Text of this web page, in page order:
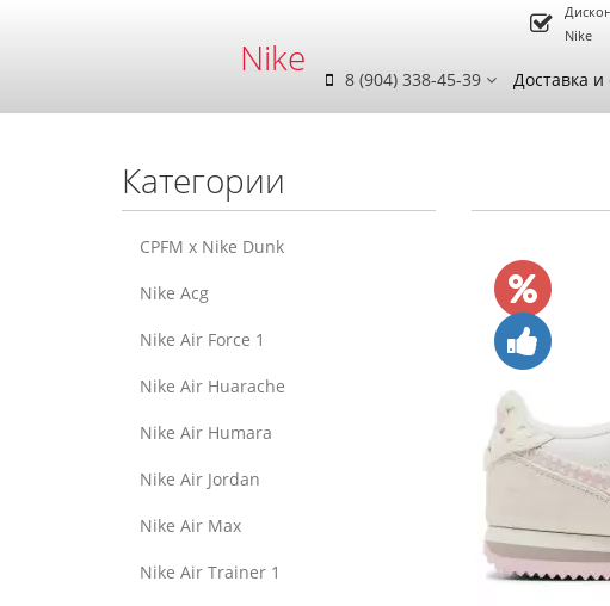
Nike
Nike
8 (904) 338-45-39 Доставка и
Категории
CPFM x Nike Dunk
Nike Acg
Nike Air Force 1
Nike Air Huarache
Nike Air Humara
Nike Air Jordan
Nike Air Max
Nike Air Trainer 1